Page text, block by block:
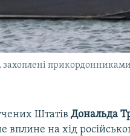
прикордонниками
ШтатівДональда
вплине на хід